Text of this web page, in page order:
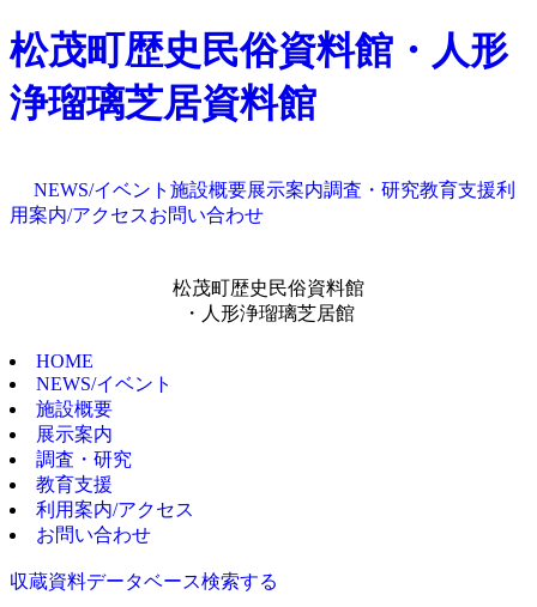
松茂町歴史民俗資料館・人形
浄瑠璃芝居資料館
NEWS/イベント 施設概要展示案内調査・研究教育支援利
用案内/アクセスお問い合わせ
松茂町歴史民俗資料館
・人形浄瑠璃芝居館
HOME
NEWS/イベント
施設概要
展示案内
調査・研究
教育支援
利用案内/アクセス
お問い合わせ
収蔵資料データベース検索する